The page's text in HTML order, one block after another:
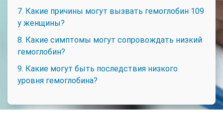
7. Какие причины могут вызвать гемоглобин 109
у женщины?
8. Какие симптомы могут сопровождать низкий
гемоглобин?
9. Какие могут быть последствия низкого
уровня гемоглобина?